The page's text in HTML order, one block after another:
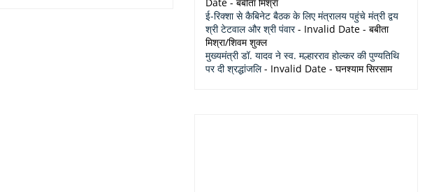
ई-रिक्शा से कैबिनेट बैठक के लिए मंत्रालय पहुंचे मंत्री द्वय
श्री टेटवाल और श्री पंवार- Invalid Date - बबीता
मिश्रा/शिवम शुक्ल
मुख्यमंत्री डॉ. यादव ने स्व. मल्हारराव होल्कर की पुण्यतिथि
पर दी श्रद्धांजलि- Invalid Date - घनश्याम सिरसाम